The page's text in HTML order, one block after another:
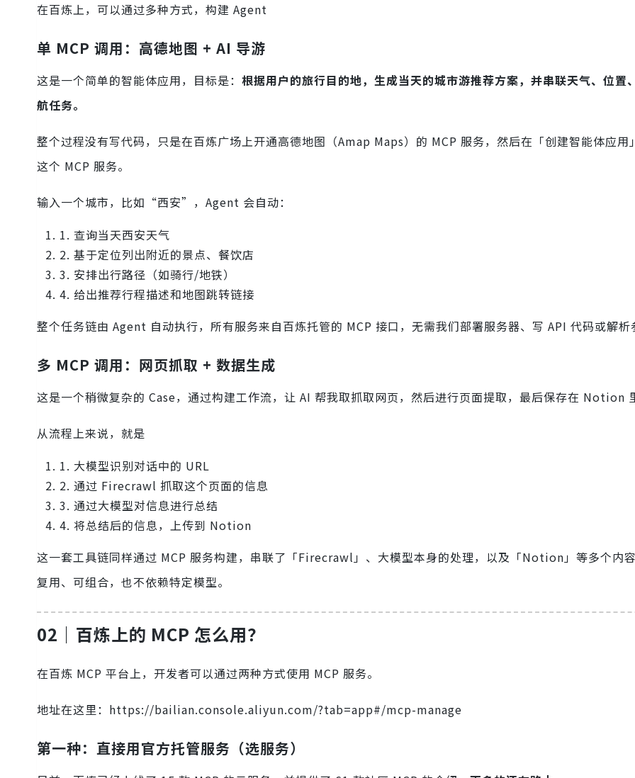
在百炼上，可以通过多种方式，构建 Agent
单 MCP 调用：高德地图 + AI 导游
这是一个简单的智能体应用，目标是： 根据用户的旅行目的地，生成当天的城市游推荐方案，并串联天气、位置
航任务。
整个过程没有写代码，只是在百炼广场上开通高德地图（Amap Maps）的 MCP 服务，然后在「创建智能体应用
这个 MCP 服务。
输入一个城市，比如“西安”，Agent 会自动：
1. 查询当天西安天气
2. 基于定位列出附近的景点、餐饮店
3. 安排出行路径（如骑行/地铁）
4. 给出推荐行程描述和地图跳转链接
整个任务链由 Agent 自动执行，所有服务来自百炼托管的 MCP 接口，无需我们部署服务器、写 API 代码或解析
多 MCP 调用：网页抓取 + 数据生成
这是一个稍微复杂的 Case，通过构建工作流，让 AI 帮我取抓取网页，然后进行页面提取，最后保存在 Notion
从流程上来说，就是
1. 大模型识别对话中的 URL
2. 通过 Firecrawl 抓取这个页面的信息
3. 通过大模型对信息进行总结
4. 将总结后的信息，上传到 Notion
这一套工具链同样通过 MCP 服务构建，串联了「Firecrawl」、大模型本身的处理，以及「Notion」等多个内
复用、可组合，也不依赖特定模型。
02｜百炼上的 MCP 怎么用？
在百炼 MCP 平台上，开发者可以通过两种方式使用 MCP 服务。
地址在这里：https://bailian.console.aliyun.com/?tab=app#/mcp-manage
第一种：直接用官方托管服务（选服务）